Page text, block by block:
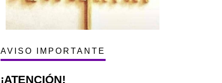
AVISO IMPORTANTE
¡ATENCIÓN!